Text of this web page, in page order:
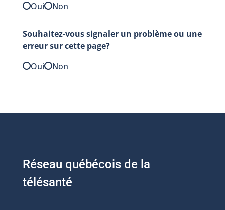
Oui
Non
Souhaitez-vous signaler un problème ou une
erreur sur cette page?
Oui
Non
Réseau québécois de la
télésanté